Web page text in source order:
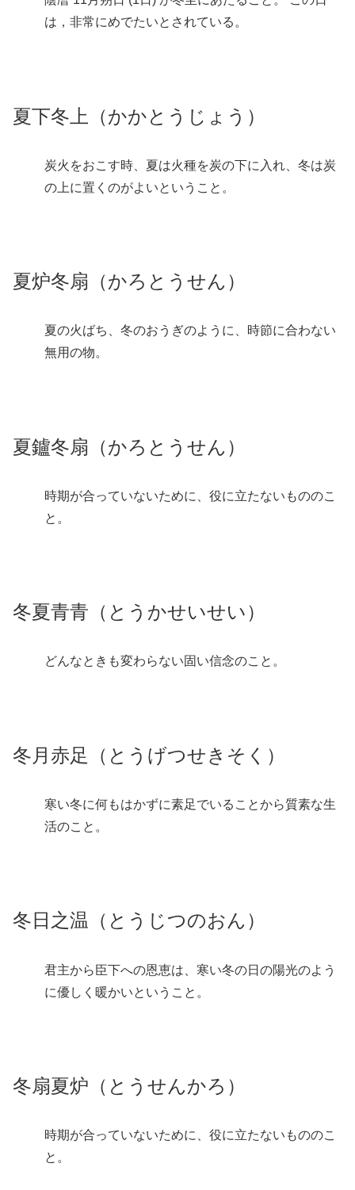
は，非常にめでたいとされている。
夏下冬上（かかとうじょう）
炭火をおこす時、夏は火種を炭の下に入れ、冬は炭
の上に置くのがよいということ。
夏炉冬扇（かろとうせん）
夏の火ばち、冬のおうぎのように、時節に合わない
無用の物。
夏鑪冬扇（かろとうせん）
時期が合っていないために、役に立たないもののこ
と。
冬夏青青（とうかせいせい）
どんなときも変わらない固い信念のこと。
冬月赤足（とうげつせきそく）
寒い冬に何もはかずに素足でいることから質素な生
活のこと。
冬日之温（とうじつのおん）
君主から臣下への恩恵は、寒い冬の日の陽光のよう
に優しく暖かいということ。
冬扇夏炉（とうせんかろ）
時期が合っていないために、役に立たないもののこ
と。